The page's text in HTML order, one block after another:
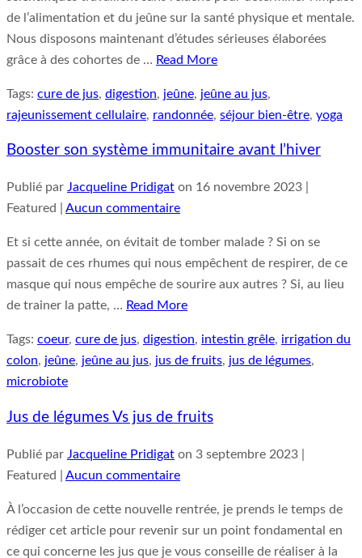
de l’alimentation et du jeûne sur la santé physique et mentale.
Nous disposons maintenant d’études sérieuses élaborées
grâce à des cohortes de … Read More
Tags: cure de jus, digestion, jeûne, jeûne au jus,
rajeunissement cellulaire, randonnée, séjour bien-être, yoga
Booster son système immunitaire avant l’hiver
Publié par Jacqueline Pridigat on 16 novembre 2023
Featured
Aucun commentaire
Et si cette année, on évitait de tomber malade ? Si on se
passait de ces rhumes qui nous empêchent de respirer, de ce
masque qui nous empêche de sourire aux autres ? Si, au lieu
de trainer la patte, … Read More
Tags: coeur, cure de jus, digestion, intestin grêle, irrigation du
colon, jeûne, jeûne au jus, jus de fruits, jus de légumes,
microbiote
Jus de légumes Vs jus de fruits
Publié par Jacqueline Pridigat on 3 septembre 2023
Featured
Aucun commentaire
À l’occasion de cette nouvelle rentrée, je prends le temps de
rédiger cet article pour revenir sur un point fondamental en
ce qui concerne les jus que je vous conseille de réaliser à la